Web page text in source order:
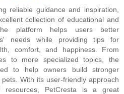
reliable guidance and inspiration,
collection of educational and
platform helps users better
needs while providing tips for
comfort, and happiness. From
to more specialized topics, the
to help owners build stronger
With its user-friendly approach
PetCresta is a great